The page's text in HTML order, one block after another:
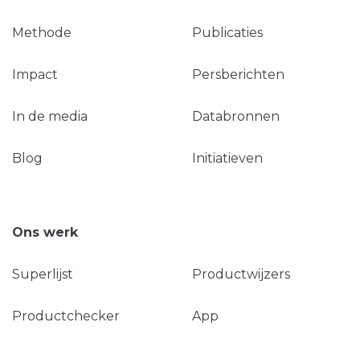
Methode Publicaties
Impact Persberichten
In de media Databronnen
Blog Initiatieven
Ons werk
Superlijst Productwijzers
Productchecker App